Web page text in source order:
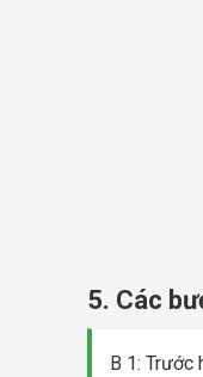
5. Các
B 1: Trước